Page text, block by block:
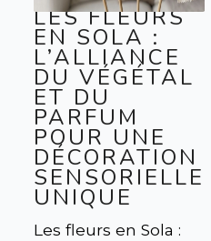
LES FLEURS
EN SOLA :
L’ALLIANCE
DU VÉGÉTAL
ET DU
PARFUM
POUR UNE
DÉCORATION
SENSORIELLE
UNIQUE
Les fleurs en Sola :